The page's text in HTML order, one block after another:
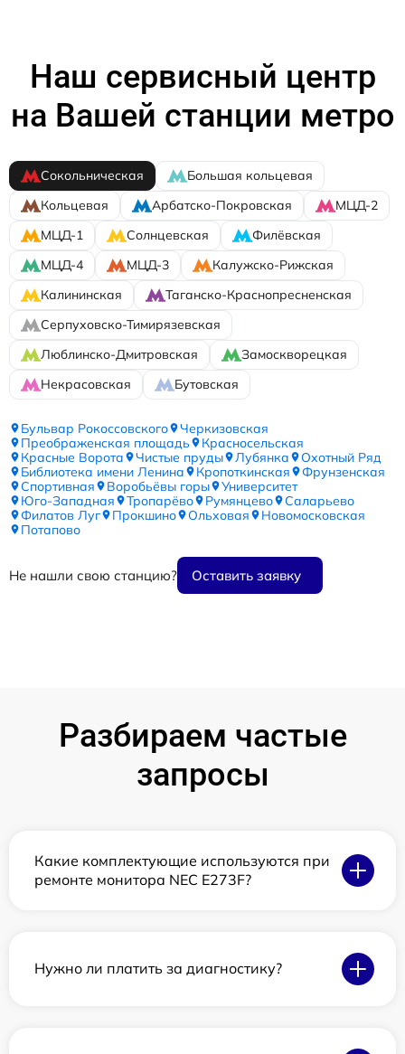
Наш сервисный центр
на Вашей станции метро
Сокольническая
Большая кольцевая
Кольцевая
Арбатско-Покровская
МЦД-2
МЦД-1
Солнцевская
Филёвская
МЦД-4
МЦД-3
Калужско-Рижская
Калининская
Таганско-Краснопресненская
Серпуховско-Тимирязевская
Люблинско-Дмитровская
Замоскворецкая
Некрасовская
Бутовская
Бульвар Рокоссовского
Черкизовская
Преображенская площадь
Красносельская
Красные Ворота
Чистые пруды Лубянка
Охотный Ряд
Библиотека имени Ленина
Кропоткинская
Фрунзенская
Спортивная
Воробьёвы горы
Университет
Юго-Западная
Тропарёво Румянцево
Саларьево
Филатов Луг
Прокшино Ольховая
Новомосковская
Потапово
Не нашли свою станцию? Оставить заявку
Разбираем частые
запросы
Какие комплектующие используются при
ремонте монитора NEC E273F?
Нужно ли платить за диагностику?